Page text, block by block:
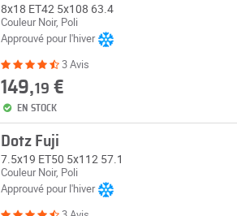
8x18 ET42 5x108 63.4
Couleur Noir, Poli
Approuvé pour l'hiver
3 Avis
149,19 €
EN STOCK
Dotz Fuji
7.5x19 ET50 5x112 57.1
Couleur Noir, Poli
Approuvé pour l'hiver